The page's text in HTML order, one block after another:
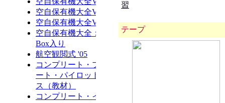
習
テープ